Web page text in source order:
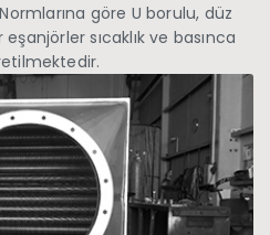
göre U borulu, düz
sıcaklık ve basınca